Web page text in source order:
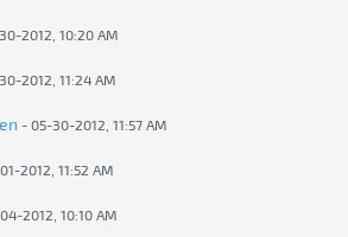
2012, 10:20 AM
2012, 11:24 AM
- 05-30-2012, 11:57 AM
2012, 11:52 AM
2012, 10:10 AM